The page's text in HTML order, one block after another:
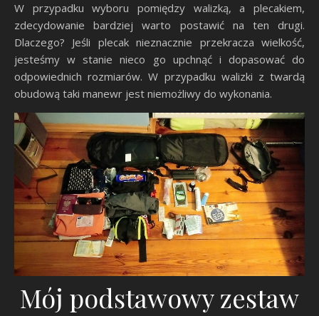
W przypadku wyboru pomiędzy walizką, a plecakiem,
zdecydowanie bardziej warto postawić na ten drugi.
Dlaczego? Jeśli plecak nieznacznie przekracza wielkość,
jesteśmy w stanie nieco go upchnąć i dopasować do
odpowiednich rozmiarów. W przypadku walizki z twardą
obudową taki manewr jest niemożliwy do wykonania.
Mój podstawowy zestaw